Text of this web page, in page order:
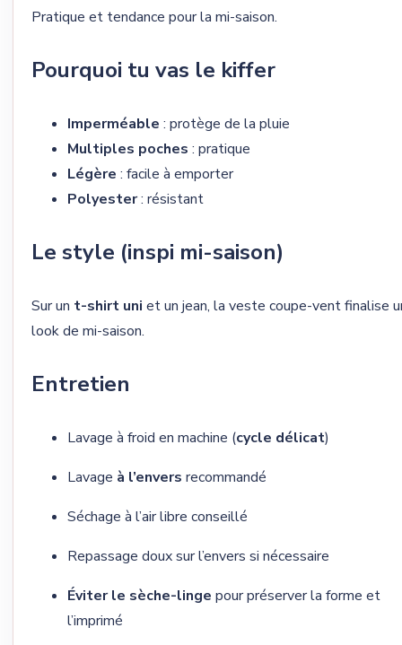
Pratique et tendance pour la mi-saison.
Pourquoi tu vas le kiffer
Imperméable : protège de la pluie
Multiples poches : pratique
Légère : facile à emporter
Polyester: résistant
Le style (inspi mi-saison)
Sur un t-shirt uni et un jean, la veste coupe-vent finalise
look de mi-saison.
Entretien
Lavage à froid en machine (cycle délicat)
Lavage à l’envers recommandé
Séchage à l’air libre conseillé
Repassage doux sur l’envers si nécessaire
Éviter le sèche-linge pour préserver la forme et
l’imprimé